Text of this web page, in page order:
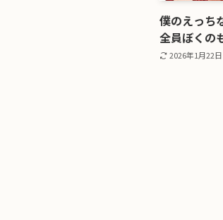
僕のえっち
全員ぼくの
2026年1月22日